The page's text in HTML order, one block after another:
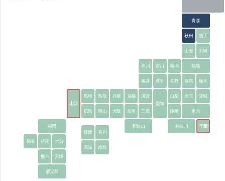
青森
秋田 岩手
山形 宮城
石川 富山 新潟 福島
福井 岐阜 長野 群馬 栃木
山口
島根 鳥取 兵庫 京都
滋賀
愛知
山梨 埼玉 茨城
広島 岡山 大阪 奈良 三重 東京
福岡
愛媛
香川
和歌山
静岡
神奈川 千葉
長崎 佐賀
大分
高知
徳島
熊本
宮崎
鹿児島